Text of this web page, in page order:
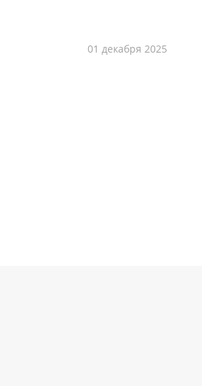
01 декабря 2025